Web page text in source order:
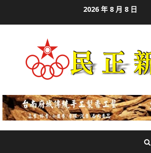
2026 年 8 月 8 日